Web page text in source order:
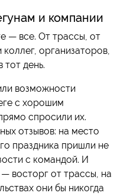
и компании
— все. От трассы, от
организаторов,
тот день.
возможности
с хорошим
спросили их.
отзывов: на место
праздника пришли не
с командой. И
восторг от трассы, на
они бы никогда